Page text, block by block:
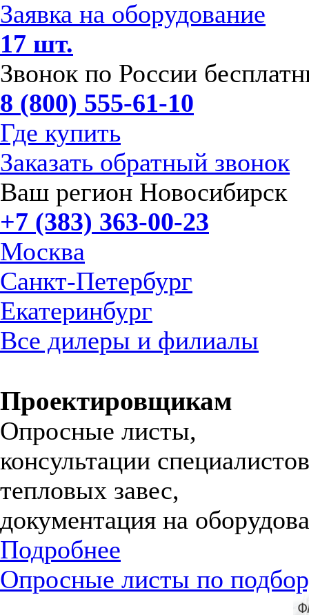
Заявка на оборудование
17 шт.
Звонок по России
8 (800) 555-61-10
Где купить
Заказать обратный звонок
Ваш регион Новосибирск
+7 (383) 363-00-23
Москва
Санкт-Петербург
Екатеринбург
Все дилеры и филиалы
Проектировщикам
Опросные листы,
консультации
тепловых завес,
документация на
Подробнее
Опросные листы по